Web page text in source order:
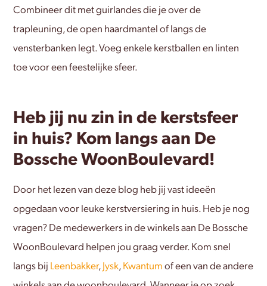
Combineer dit met guirlandes die je over de
trapleuning, de open haardmantel of langs de
vensterbanken legt. Voeg enkele kerstballen en linten
toe voor een feestelijke sfeer.
Heb jij nu zin in de kerstsfeer
in huis? Kom langs aan De
Bossche WoonBoulevard!
Door het lezen van deze blog heb jij vast ideeën
opgedaan voor leuke kerstversiering in huis. Heb je nog
vragen? De medewerkers in de winkels aan De Bossche
WoonBoulevard helpen jou graag verder. Kom snel
langs bij Leenbakker, Jysk, Kwantum of een van de andere